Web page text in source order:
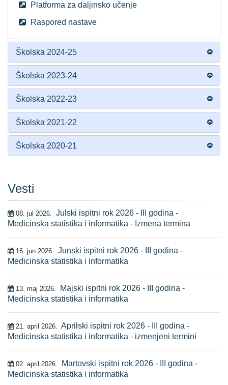
Platforma za daljinsko učenje
Raspored nastave
Školska 2024-25
Školska 2023-24
Školska 2022-23
Školska 2021-22
Školska 2020-21
Vesti
08. jul 2026. Julski ispitni rok 2026 - III godina -
Medicinska statistika i informatika - Izmena termina
16. jun 2026. Junski ispitni rok 2026 - III godina -
Medicinska statistika i informatika
13. maj 2026.
Majski ispitni rok 2026 - III godina -
Medicinska statistika i informatika
21. april 2026. Aprilski ispitni rok 2026 - III godina -
Medicinska statistika i informatika - izmenjeni termini
02. april 2026.
Martovski ispitni rok 2026 - III godina -
Medicinska statistika i informatika